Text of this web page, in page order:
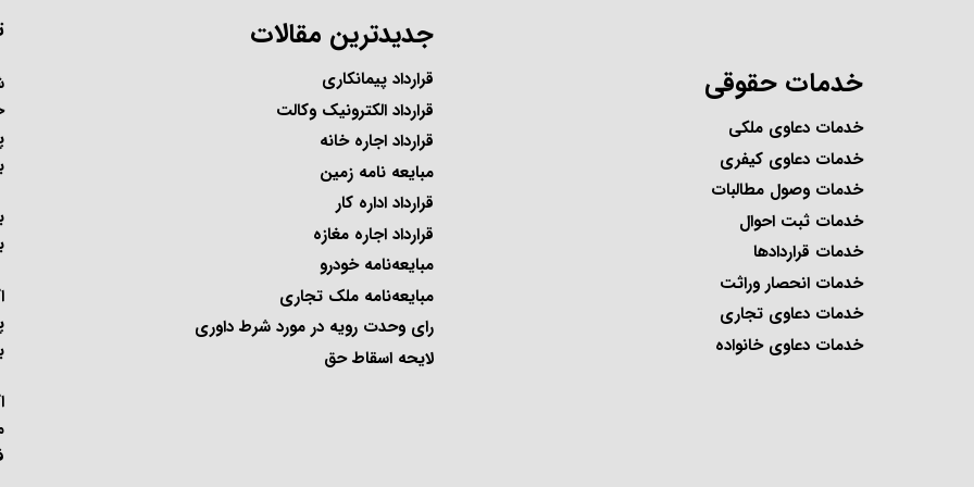
خدمات حقوقی
خدمات دعاوی ملکی
خدمات دعاوی کیفری
خدمات وصول مطالبات
خدمات ثبت احوال
خدمات قراردادها
خدمات انحصار وراثت
خدمات دعاوی تجاری
خدمات دعاوی خانواده
جدیدترین مقالات
قرارداد پیمانکاری
قرارداد الکترونیک وکالت
قرارداد اجاره خانه
مبایعه نامه زمین
قرارداد اداره کار
قرارداد اجاره مغازه
مبایعه‌نامه خودرو
مبایعه‌نامه ملک تجاری
رای وحدت رویه در مورد شرط داوری
لایحه اسقاط حق